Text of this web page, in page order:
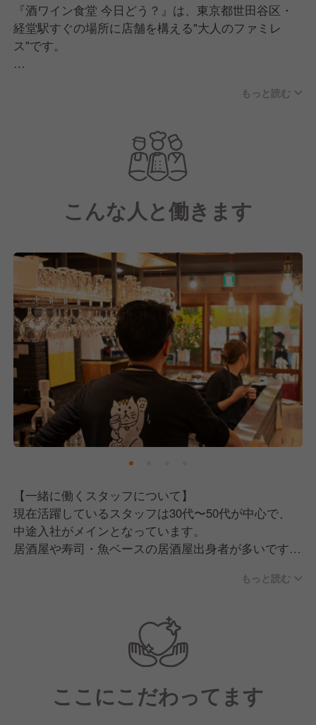
『酒ワイン食堂 今日どう？』は、東京都世田谷区・
経堂駅すぐの場所に店舗を構える"大人のファミレ
ス"です。
う温かい雰囲気が魅力で、客層は地域の方がメインに
家族連れの方もいらっしゃるなど幅広く、様々なシー
ンでご利用いただいているため、客単価も1,500円〜
8,000円と幅広くなっています。
メニューはじっくり煮込んだ豚の角煮や牛ホホの煮込
供しています。
煮込み料理は手作りのソースにこだわり、数量限定で
の提供となるほど人気のメニューです。そのほかにも
季節の食材を取り入れたメニューを揃えており、何度
来ても飽きないラインナップとなっています。
お酒はワインをグラスで8種類・ボトル20種類以上、
日本酒は常時10種類に加え季節のお酒や隠し酒も揃え
ており、好みに合わせた提案もできるスタイルです。
料理との相性を考えながら、気軽にワインや日本酒を
楽しめるお店となっています。
2019年12月のオープン以来、おかげさまで地域に根
付いた愛されるお店となっています。
これからも変わらず、「ワインって面白い！」と思っ
ていただけるきっかけを一つひとつ作り続けていきま
す。
そこで現在は、一緒にお店を盛り上げていただける新
もっと読む
こんな人と働きます
【一緒に働くスタッフについて】
現在活躍しているスタッフは30代〜50代が中心で、
中途入社がメインとなっています。
居酒屋や寿司・魚ベースの居酒屋出身者が多いです
い！」と入社してきたカフェ業態のマネージャー出身
【私たちが採用の中で大切にしていること】
一人でふらっと来てくれるお客様や地域の常連さんが
多いお店だからこそ、カウンター越しに自然体でコミ
ュニケーションが取れる方に向いているお店です。
もっと読む
ここにこだわってます